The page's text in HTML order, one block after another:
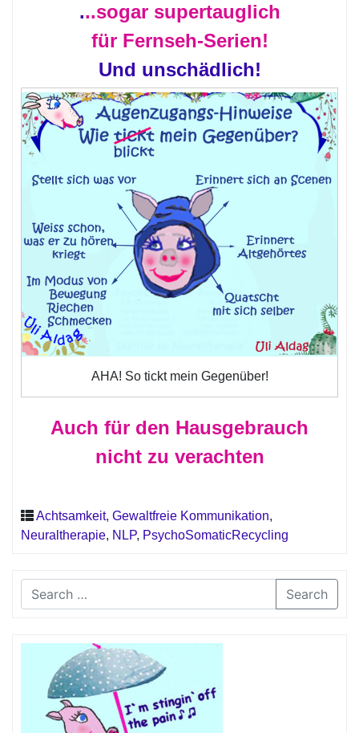
...sogar supertauglich
für Fernseh-Serien!
Und unschädlich!
AHA! So tickt mein Gegenüber!
Auch für den Hausgebrauch
nicht zu verachten
Achtsamkeit, Gewaltfreie Kommunikation,
Neuraltherapie, NLP, PsychoSomaticRecycling
Search